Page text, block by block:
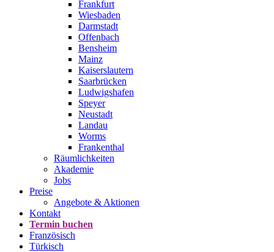
Frankfurt
Wiesbaden
Darmstadt
Offenbach
Bensheim
Mainz
Kaiserslautern
Saarbrücken
Ludwigshafen
Speyer
Neustadt
Landau
Worms
Frankenthal
Räumlichkeiten
Akademie
Jobs
Preise
Angebote & Aktionen
Kontakt
Termin buchen
Französisch
Türkisch